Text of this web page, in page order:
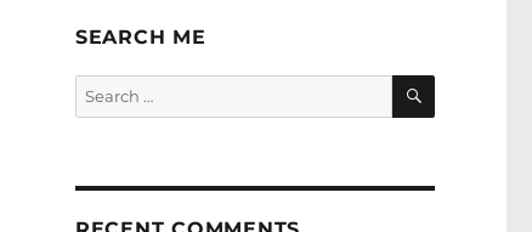
SEARCH ME
Search
for:
SEARCH